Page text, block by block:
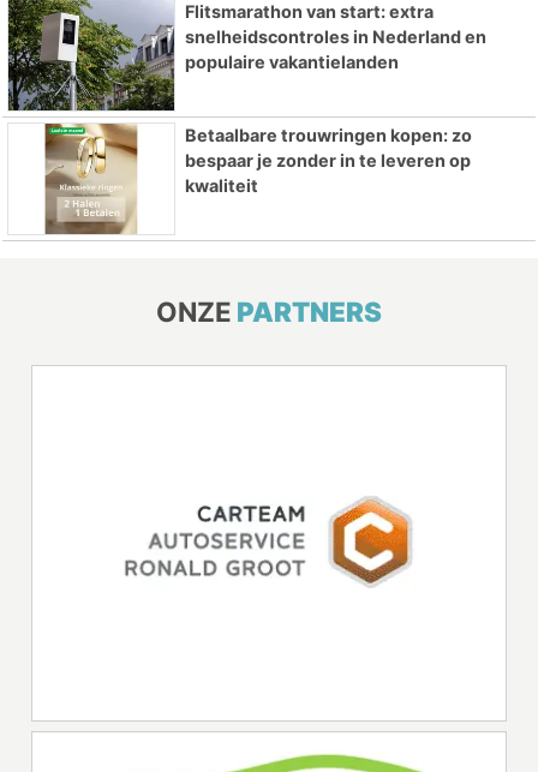
Flitsmarathon van start: extra
snelheidscontroles in Nederland en
populaire vakantielanden
Betaalbare trouwringen kopen: zo
bespaar je zonder in te leveren op
kwaliteit
ONZE PARTNERS